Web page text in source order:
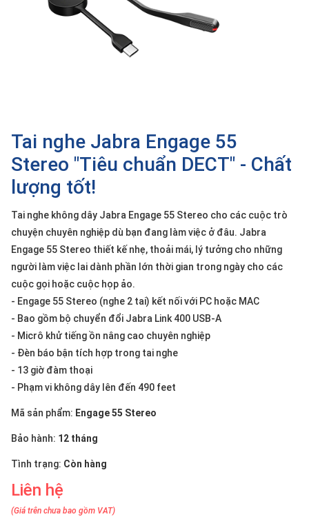
Tai nghe Jabra Engage 55
Stereo "Tiêu chuẩn DECT" - Chất
lượng tốt!
Tai nghe không dây Jabra Engage 55 Stereo cho các cuộc trò
chuyện chuyên nghiệp dù bạn đang làm việc ở đâu. Jabra
Engage 55 Stereo thiết kế nhẹ, thoải mái, lý tưởng cho những
người làm việc lai dành phần lớn thời gian trong ngày cho các
cuộc gọi hoặc cuộc họp ảo.
- Engage 55 Stereo (nghe 2 tai) kết nối với PC hoặc MAC
- Bao gồm bộ chuyển đổi Jabra Link 400 USB-A
- Micrô khử tiếng ồn nâng cao chuyên nghiệp
- Đèn báo bận tích hợp trong tai nghe
- 13 giờ đàm thoại
- Phạm vi không dây lên đến 490 feet
Mã sản phẩm: Engage 55 Stereo
Bảo hành: 12 tháng
Tình trạng: Còn hàng
Liên hệ
(Giá trên chưa bao gồm VAT)
pháp
Dịch
vụ
Hỗ
Tin
Liên
Giới
thiệu
NGÔN
NGỮ
việt
English